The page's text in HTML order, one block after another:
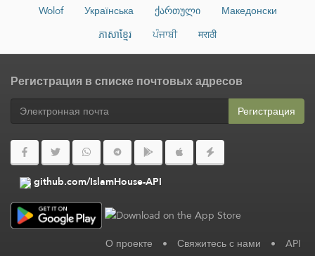
Wolof
Українська ქართული
Македонски
ភាសាខ្មែរ
ਪੰਜਾਬੀ मराठी
Регистрация в списке почтовых адресов
Регистрация
github.com/IslamHouse-API
О проекте • Свяжитесь с нами • API